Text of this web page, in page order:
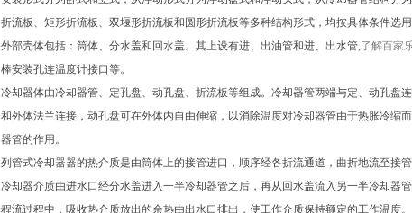
折流板、矩形折流板、双堰形折流板和圆形折流板等多种结构形式，均按具体条件选用
外部壳体包括：筒体、分水盖和回水盖。其上设有进、出油管和进、出水管,了解百家
棒安装孔连温度计接口等。
冷却器体由冷却器管、定孔盘、动孔盘、折流板等组成。冷却器管两端与定、动孔盘
和外体法兰连接，动孔盘可在外体内自由伸缩，以消除温度对冷却器管由于热胀冷缩
器管的作用。
列管式冷却器器的热介质是由筒体上的接管进口，顺序经各折流通道，曲折地流至接
冷却器介质由进水口经分水盖进入一半冷却器管之后，再从回水盖流入另一半冷却器
程流过程中，吸收热介质放出的余热由出水口排出，使工作介质保持额定的工作温度。